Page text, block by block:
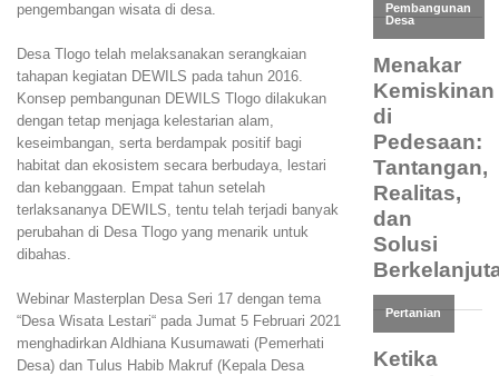
pengembangan wisata di desa.
Desa Tlogo telah melaksanakan serangkaian
tahapan kegiatan DEWILS pada tahun 2016.
Konsep pembangunan DEWILS Tlogo dilakukan
dengan tetap menjaga kelestarian alam,
keseimbangan, serta berdampak positif bagi
habitat dan ekosistem secara berbudaya, lestari
dan kebanggaan. Empat tahun setelah
terlaksananya DEWILS, tentu telah terjadi banyak
perubahan di Desa Tlogo yang menarik untuk
dibahas.
Webinar Masterplan Desa Seri 17 dengan tema
“Desa Wisata Lestari“ pada Jumat 5 Februari 2021
menghadirkan Aldhiana Kusumawati (Pemerhati
Desa) dan Tulus Habib Makruf (Kepala Desa